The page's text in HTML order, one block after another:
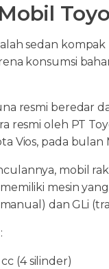
sedan
konsumsi
resmi beredar
resmi oleh PT
Vios, pada bulan
mobil
mesin
dan GLi
(4 silinder)